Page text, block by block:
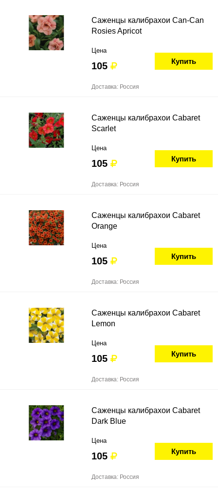
Саженцы калибрахои Can-Can
Rosies Apricot
Цена
105 Купить
Доставка: Россия
Саженцы калибрахои Cabaret
Scarlet
Цена
105 Купить
Доставка: Россия
Саженцы калибрахои Cabaret
Orange
Цена
105 Купить
Доставка: Россия
Саженцы калибрахои Cabaret
Lemon
Цена
105 Купить
Доставка: Россия
Саженцы калибрахои Cabaret
Dark Blue
Цена
105 Купить
Доставка: Россия